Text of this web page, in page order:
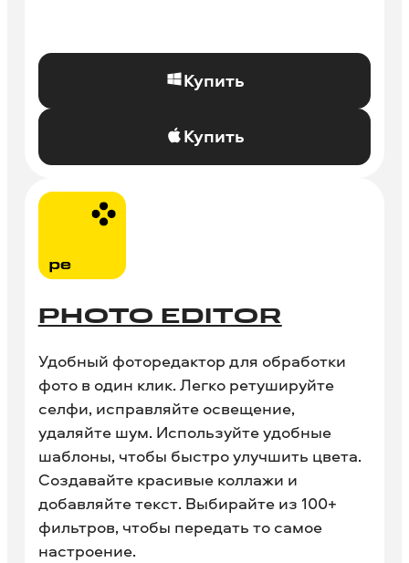
Купить
Купить
PHOTO EDITOR
Удобный фоторедактор для обработки
фото в один клик. Легко ретушируйте
селфи, исправляйте освещение,
удаляйте шум. Используйте удобные
шаблоны, чтобы быстро улучшить цвета.
Создавайте красивые коллажи и
добавляйте текст. Выбирайте из 100+
фильтров, чтобы передать то самое
настроение.